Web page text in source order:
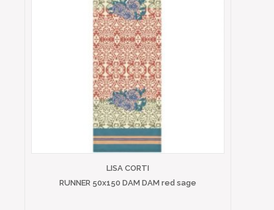
LISA CORTI
RUNNER 50x150 DAM DAM red sage